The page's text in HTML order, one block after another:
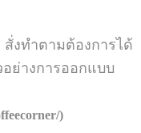
สั่งทำตามต้องการได้
ย่างการออกแบบ
)